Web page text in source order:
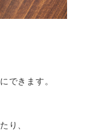
できます。
り、